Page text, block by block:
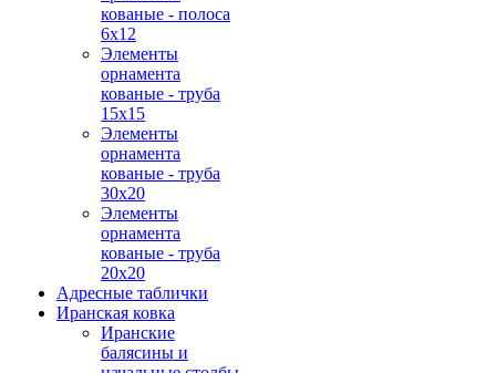
кованые - полоса
6х12
Элементы
орнамента
кованые - труба
15х15
Элементы
орнамента
кованые - труба
30х20
Элементы
орнамента
кованые - труба
20х20
Адресные таблички
Иранская ковка
Иранские
балясины и